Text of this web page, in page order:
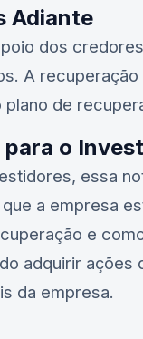
Adiante
dos
A
plano de
o
essa
a empresa
e
adquirir ações
da empresa.